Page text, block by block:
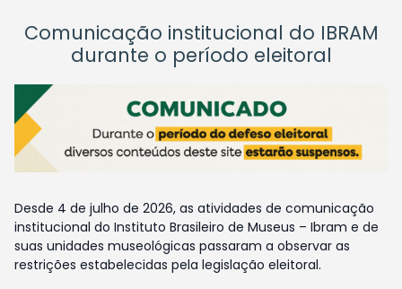
Comunicação institucional do IBRAM
durante o período eleitoral
Desde 4 de julho de 2026, as atividades de comunicação
institucional do Instituto Brasileiro de Museus – Ibram e de
suas unidades museológicas passaram a observar as
restrições estabelecidas pela legislação eleitoral.